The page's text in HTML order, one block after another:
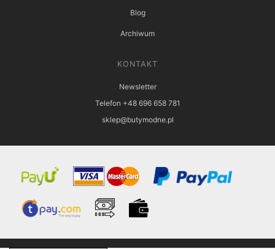
Blog
Archiwum
KONTAKT
Newsletter
Telefon +48 696 658 781
sklep@butymodne.pl